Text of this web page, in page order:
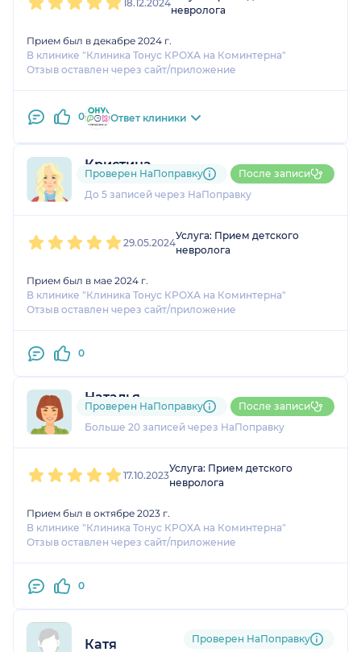
18.12.2024
невролога
Прием был в декабре 2024 г.
В клинике "Клиника Тонус КРОХА на Коминтерна"
Отзыв оставлен через сайт/приложение
0 Ответ клиники
Кристина
1 оценка
До 5 записей через НаПоправку
Проверен НаПоправку После записи
29.05.2024
Услуга: Прием детского
невролога
Прием был в мае 2024 г.
В клинике "Клиника Тонус КРОХА на Коминтерна"
Отзыв оставлен через сайт/приложение
0
Наталья
5 отзывов и5 оценок
Больше 20 записей через НаПоправку
Проверен НаПоправку После записи
17.10.2023
Услуга: Прием детского
невролога
Прием был в октябре 2023 г.
В клинике "Клиника Тонус КРОХА на Коминтерна"
Отзыв оставлен через сайт/приложение
0
Катя Проверен НаПоправку